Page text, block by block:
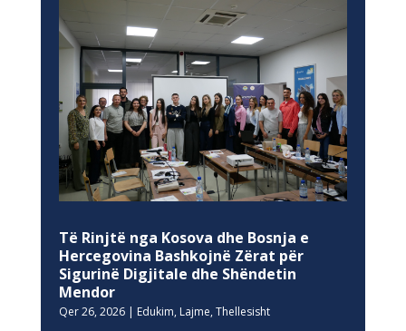
Të Rinjtë nga Kosova dhe Bosnja e
Hercegovina Bashkojnë Zërat për
Sigurinë Digjitale dhe Shëndetin
Mendor
Qer 26, 2026| Edukim, Lajme, Thellesisht